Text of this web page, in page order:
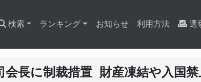
検索 ランキング お知らせ 利用方法 選
会長に制裁措置 財産凍結や入国